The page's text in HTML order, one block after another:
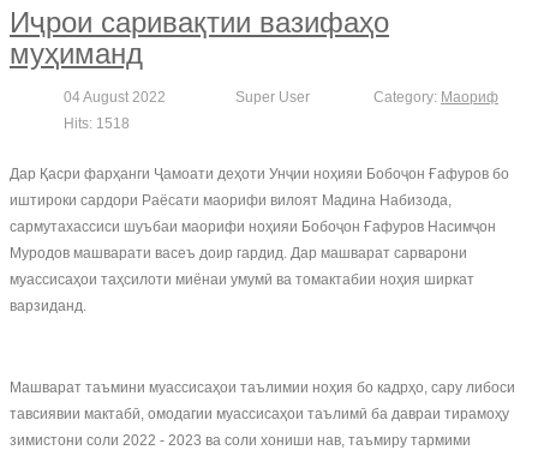
Иҷрои саривақтии вазифаҳо
муҳиманд
04 August 2022 Super User Category: Маориф
Hits: 1518
Дар Қасри фарҳанги Ҷамоати деҳоти Унҷии ноҳияи Бобоҷон Ғафуров бо
иштироки сардори Раёсати маорифи вилоят Мадина Набизода,
сармутахассиси шуъбаи маорифи ноҳияи Бобоҷон Ғафуров Насимҷон
Муродов машварати васеъ доир гардид. Дар машварат сарварони
муассисаҳои таҳсилоти миёнаи умумӣ ва томактабии ноҳия ширкат
варзиданд.
Машварат таъмини муассисаҳои таълимии ноҳия бо кадрҳо, сару либоси
тавсиявии мактабӣ, омодагии муассисаҳои таълимӣ ба давраи тирамоҳу
зимистони соли 2022 - 2023 ва соли хониши нав, таъмиру тармими